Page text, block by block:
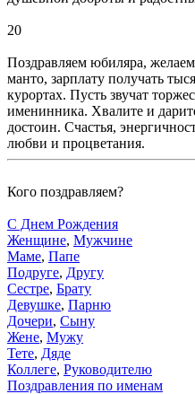
20
Поздравляем юбиляра,
манто, зарплату получать
курортах. Пусть звучат
именинника. Хвалите и
достоин. Счастья,
любви и процветания.
Кого поздравляем?
С Днем Рождения
Женщине, Мужчине
Маме, Папе
Подруге, Другу
Сестре, Брату
Девушке, Парню
Дочери, Сыну
Жене, Мужу
Тете, Дяде
Коллеге, Руководителю
Поздравления по именам